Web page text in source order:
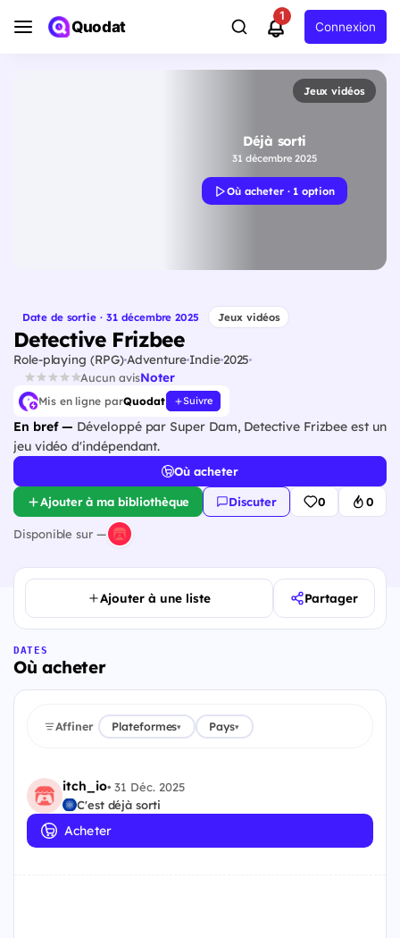
Quodat
1
Connexion
Jeux vidéos
Déjà sorti
31 décembre 2025
Où acheter · 1 option
Date de sortie · 31 décembre 2025 Jeux vidéos
Detective Frizbee
Role-playing (RPG)Adventure Indie2025
Aucun avisNoter
Mis en ligne parQuodat Suivre
En bref — Développé par Super Dam, Detective Frizbee est un
jeu vidéo d'indépendant.
Où acheter
Ajouter à ma bibliothèque Discuter 0 0
Disponible sur —
Ajouter à une liste Partager
DATES
Où acheter
Affiner Plateformes▾ Pays▾
itch_io•31 Déc. 2025
C'est déjà sorti
Acheter